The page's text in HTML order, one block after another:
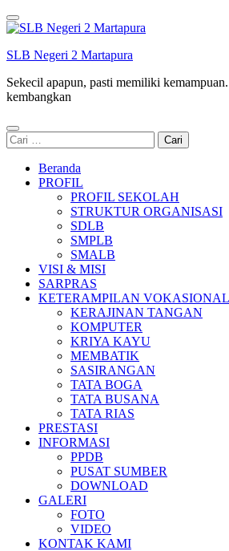
Lompat
ke
(Tekan
SLB Negeri 2 Martapura
Sekecil apapun, pasti memiliki
kembangkan
Cari
untuk:
Beranda
PROFIL
PROFIL SEKOLAH
STRUKTUR ORGANISASI
SDLB
SMPLB
SMALB
VISI & MISI
SARPRAS
KETERAMPILAN VOKASIONAL
KERAJINAN TANGAN
KOMPUTER
KRIYA KAYU
MEMBATIK
SASIRANGAN
TATA BOGA
TATA BUSANA
TATA RIAS
PRESTASI
INFORMASI
PPDB
PUSAT SUMBER
DOWNLOAD
GALERI
FOTO
VIDEO
KONTAK KAMI